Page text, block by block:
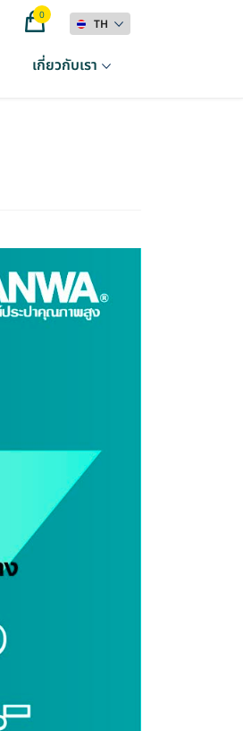
0
TH
เกี่ยวกับเรา